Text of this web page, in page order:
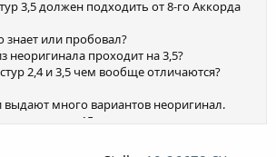
3,5 должен подходить от 8-го Аккорда
знает или пробовал?
неоригинала проходит на 3,5?
2,4 и 3,5 чем вообще отличаются?
выдают много вариантов неоригинал.
а он от 15 тыс.